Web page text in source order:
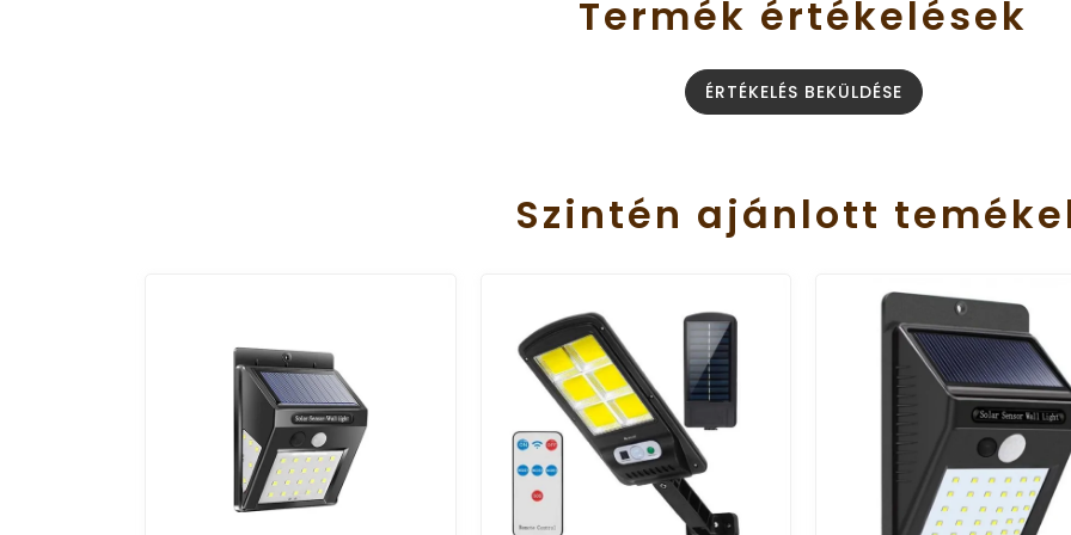
Termék értékelések
ÉRTÉKELÉS BEKÜLDÉSE
Szintén ajánlott